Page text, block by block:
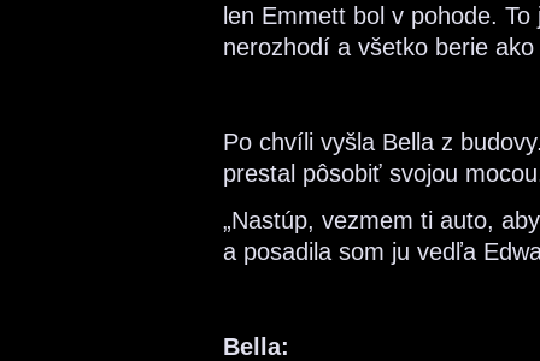
len Emmett bol v pohode.
nerozhodí a všetko berie ako
Po chvíli vyšla Bella z
prestal pôsobiť svojou
„Nastúp, vezmem ti auto,
a posadila som ju vedľa
Bella: